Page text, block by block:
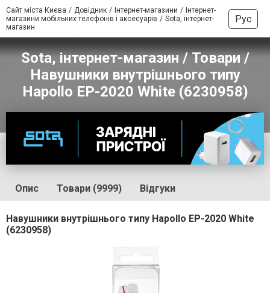
Сайт міста Києва Довідник Інтернет-магазини
Інтернет-
магазини мобільних телефонів і аксесуарів
Sota, інтернет-
магазин
Рус
Sota, інтернет-магазин / Товари /
Навушники внутрішнього типу
Hapollo EP-2020 White (6230958)
Опис Товари (9999) Відгуки
Навушники внутрішнього типу Hapollo EP-2020 White
(6230958)